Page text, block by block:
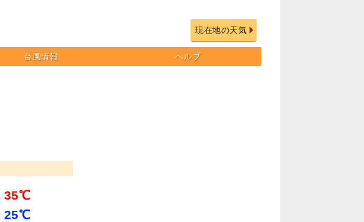
現在地の天気
台風情報 ヘルプ
35℃
25℃